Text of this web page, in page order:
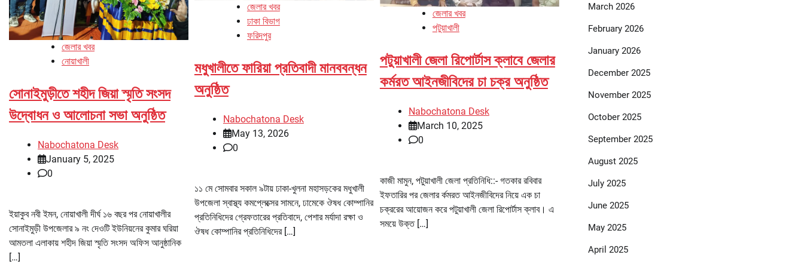
জেলার খবর
নোয়াখালী
সোনাইমুড়ীতে শহীদ জিয়া স্মৃতি সংসদ
উদ্বোধন ও আলোচনা সভা অনুষ্ঠিত
Nabochatona Desk
January 5, 2025
0
ইয়াকুব নবী ইমন, নোয়াখালী দীর্ঘ ১৬ বছর পর নোয়াখালীর
সোনাইমুড়ী উপজেলার ৯ নং দেওটি ইউনিয়নের কুমার ঘরিয়া
আমতলা এলাকায় শহীদ জিয়া স্মৃতি সংসদ অফিস আনুষ্ঠানিক
[…]
জেলার খবর
ঢাকা বিভাগ
ফরিদপুর
মধুখালীতে ফারিয়া প্রতিবাদী মানববন্ধন
অনুষ্ঠিত
Nabochatona Desk
May 13, 2026
0
১১ মে সোমবার সকাল ৯টায় ঢাকা-খুলনা মহাসড়কের মধুখালী
উপজেলা স্বাস্থ্য কমপ্লেক্সের সামনে, ঢামেকে ঔষধ কোম্পানির
প্রতিনিধিদের গ্রেফতারের প্রতিবাদে, পেশার মর্যাদা রক্ষা ও
ঔষধ কোম্পানির প্রতিনিধিদের […]
জেলার খবর
পটুয়াখালী
পটুয়াখালী জেলা রিপোর্টাস ক্লাবে জেলার
কর্মরত আইনজীবিদের চা চক্র অনুষ্ঠিত
Nabochatona Desk
March 10, 2025
0
কাজী মামুন, পটুয়াখালী জেলা প্রতিনিধি::- গতকার রবিবার
ইফতারির পর জেলার র্কমরত আইনজীবিদের নিয়ে এক চা
চক্ররের আয়োজন করে পটুয়াখালী জেলা রিপোর্টাস ক্লাব। এ
সময়ে উক্ত […]
March 2026
February 2026
January 2026
December 2025
November 2025
October 2025
September 2025
August 2025
July 2025
June 2025
May 2025
April 2025